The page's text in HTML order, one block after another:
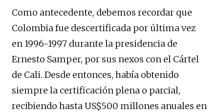
Como antecedente, debemos recordar que
Colombia fue descertificada por última vez
en 1996-1997 durante la presidencia de
Ernesto Samper, por sus nexos con el Cártel
de Cali. Desde entonces, había obtenido
siempre la certificación plena o parcial,
recibiendo hasta US$500 millones anuales en